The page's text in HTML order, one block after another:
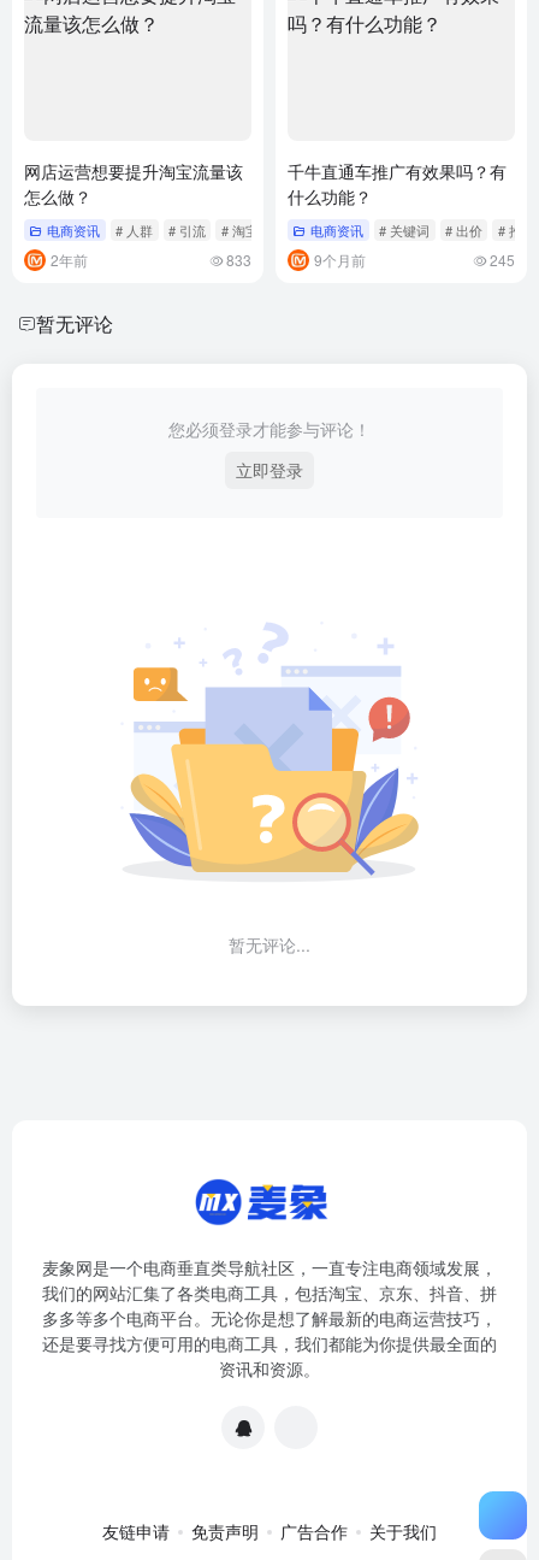
网店运营想要提升淘宝流量该
怎么做？
电商资讯 # 人群 # 引流 # 淘宝
2年前 833
千牛直通车推广有效果吗？有
什么功能？
电商资讯 # 关键词 # 出价 # 推广
9个月前 245
暂无评论
您必须登录才能参与评论！
立即登录
暂无评论...
麦象网是一个电商垂直类导航社区，一直专注电商领域发展，
我们的网站汇集了各类电商工具，包括淘宝、京东、抖音、拼
多多等多个电商平台。无论你是想了解最新的电商运营技巧，
还是要寻找方便可用的电商工具，我们都能为你提供最全面的
资讯和资源。
友链申请 免责声明 广告合作 关于我们